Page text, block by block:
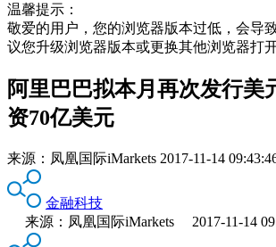
温馨提示：
敬爱的用户，您的浏览器版本过低，会导
议您升级浏览器版本或更换其他浏览器打开
阿里巴巴拟本月再次发行美
资70亿美元
来源： 凤凰国际iMarkets 2017-11-14
金融科技
来源：凤凰国际iMarkets 2017-11-14